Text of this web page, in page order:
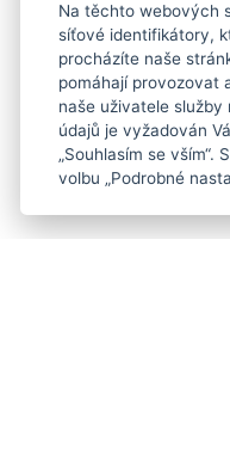
Na těchto webových
síťové identifikátory,
procházíte naše
pomáhají provozovat
naše uživatele
údajů je vyžadován
„Souhlasím se
volbu „Podrobné